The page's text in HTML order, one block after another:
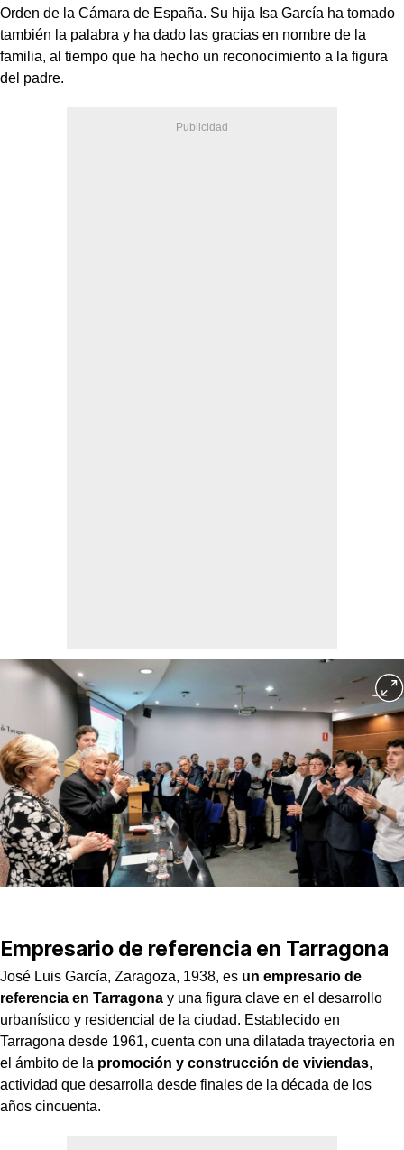
Orden de la Cámara de España. Su hija Isa García ha tomado
también la palabra y ha dado las gracias en nombre de la
familia, al tiempo que ha hecho un reconocimiento a la figura
del padre.
Empresario de referencia en Tarragona
José Luis García, Zaragoza, 1938, es un empresario de
referencia en Tarragona y una figura clave en el desarrollo
urbanístico y residencial de la ciudad. Establecido en
Tarragona desde 1961, cuenta con una dilatada trayectoria en
el ámbito de la promoción y construcción de viviendas,
actividad que desarrolla desde finales de la década de los
años cincuenta.